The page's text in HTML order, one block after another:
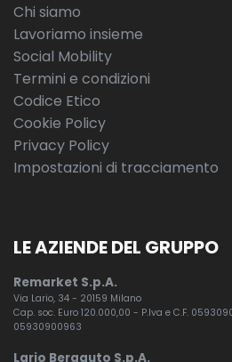
Chi siamo
Lavoriamo insieme
Social Mobility
Termini e condizioni
Codice Etico
Cookie Policy
Privacy Policy
Impostazioni di tracciamento
LE AZIENDE DEL GRUPPO
Remarket S.p.A.
Via Lario, 34 - 20159 Milano
Cap. soc. Euro 120.000,00 - P.Iva e C.F.
05930900963
Lario Bergauto S.p.A.